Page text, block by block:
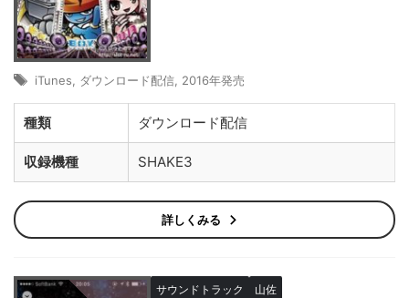
iTunes ダウンロード配信 2016年発売
種類 ダウンロード配信
収録機種 SHAKE3
詳しくみる
サウンドトラック 山佐